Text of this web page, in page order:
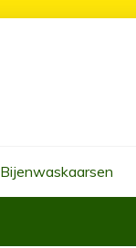
Bijenwaskaarsen